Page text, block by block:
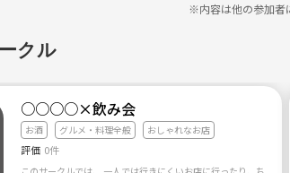
※内容は他の参加者
クル
○○○○×飲み会
お酒 グルメ・料理全般 おしゃれなお店
評価 0件